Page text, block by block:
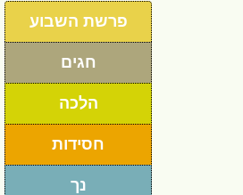
פרשת השבוע
חגים
הלכה
חסידות
נך